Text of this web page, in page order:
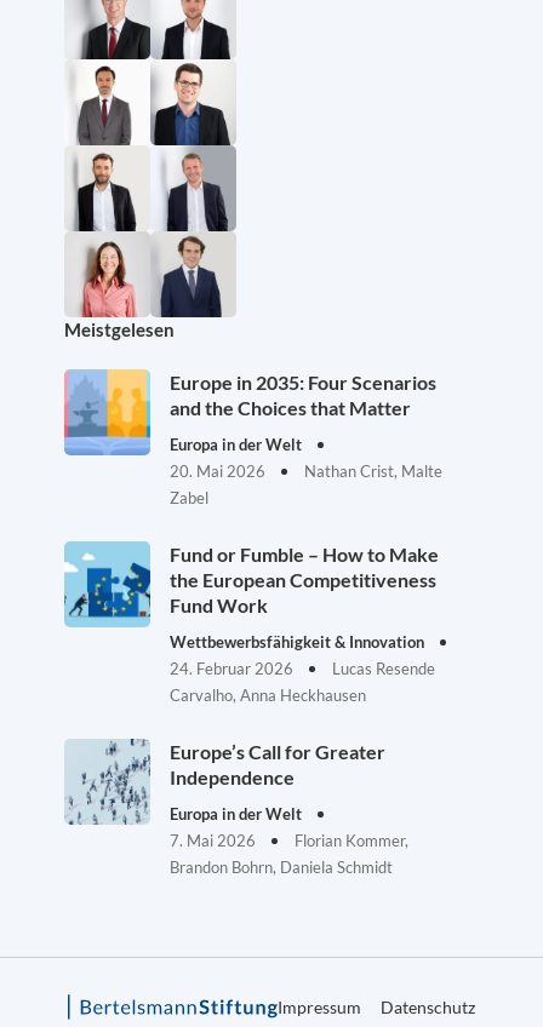
Meistgelesen
Europe in 2035: Four Scenarios
and the Choices that Matter
Europa in der Welt
20. Mai 2026
Nathan Crist, Malte
Zabel
Fund or Fumble – How to Make
the European Competitiveness
Fund Work
Wettbewerbsfähigkeit & Innovation
24. Februar 2026
Lucas Resende
Carvalho, Anna Heckhausen
Europe’s Call for Greater
Independence
Europa in der Welt
7. Mai 2026
Florian Kommer,
Brandon Bohrn, Daniela Schmidt
Impressum Datenschutz